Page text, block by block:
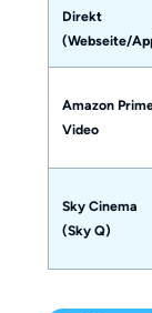
Direkt
(Webseite/
Amazon
Video
Sky Cinema
(Sky Q)